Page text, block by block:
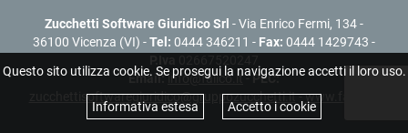
Zucchetti Software Giuridico Srl - Via Enrico Fermi, 134 -
36100 Vicenza (VI) -Tel: 0444 346211 - Fax: 0444 1429743 -
Email:info@fallco.it-PEC:
zucchettisoftwaregiuridico@gruppozucchetti.it-www.fallco.it
Questo sito utilizza cookie. Se prosegui la navigazione accetti il loro uso.
Informativa estesa Accetto i cookie